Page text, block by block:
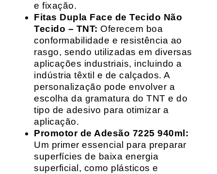
e fixação.
Fitas Dupla Face de Tecido Não
Tecido – TNT: Oferecem boa
conformabilidade e resistência ao
rasgo, sendo utilizadas em diversas
aplicações industriais, incluindo a
indústria têxtil e de calçados. A
personalização pode envolver a
escolha da gramatura do TNT e do
tipo de adesivo para otimizar a
aplicação.
Promotor de Adesão 7225 940ml:
Um primer essencial para preparar
superfícies de baixa energia
superficial, como plásticos e